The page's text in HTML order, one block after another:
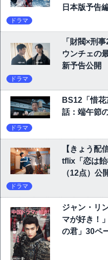
日本版予告
ドラマ
「財閥×刑
ウンチェの
新予告公開
ドラマ
BS12「惜
話：端午節
ドラマ
【きょう配
tflix「恋は
（12点）公
ドラマ
ジャン・リ
マが好き！
の君」30ペ